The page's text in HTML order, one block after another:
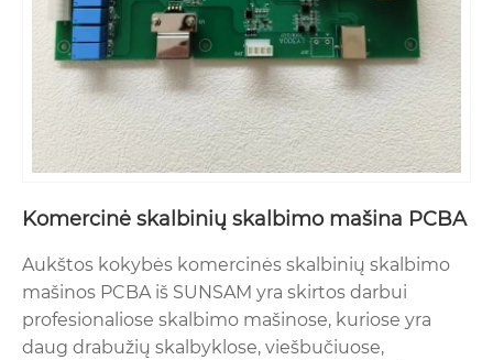
Komercinė skalbinių skalbimo mašina PCBA
Aukštos kokybės komercinės skalbinių skalbimo
mašinos PCBA iš SUNSAM yra skirtos darbui
profesionaliose skalbimo mašinose, kuriose yra
daug drabužių skalbyklose, viešbučiuose,